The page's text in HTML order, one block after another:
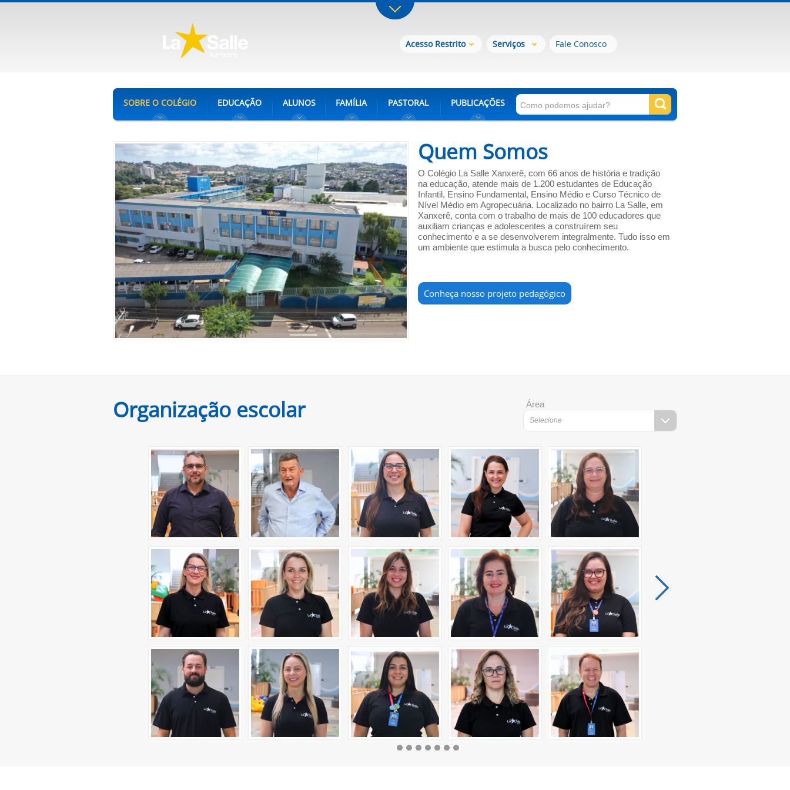
Acesso Restrito Serviços Fale Conosco
SOBRE O COLÉGIO EDUCAÇÃO ALUNOS FAMÍLIA PASTORAL PUBLICAÇÕES
Quem Somos
O Colégio La Salle Xanxerê, com 66 anos de história e tradição
na educação, atende mais de 1.200 estudantes de Educação
Infantil, Ensino Fundamental, Ensino Médio e Curso Técnico de
Nível Médio em Agropecuária. Localizado no bairro La Salle, em
Xanxerê, conta com o trabalho de mais de 100 educadores que
auxiliam crianças e adolescentes a construírem seu
conhecimento e a se desenvolverem integralmente. Tudo isso em
um ambiente que estimula a busca pelo conhecimento.
Conheça nosso projeto pedagógico
Organização escolar Área
Selecione